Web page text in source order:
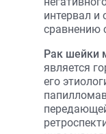
интервал
сравнению
Рак шейки
является
его